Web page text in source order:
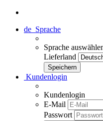
de Sprache
Sprache
Lieferland
Kundenlogin
Kundenlogin
E-Mail
Passwort